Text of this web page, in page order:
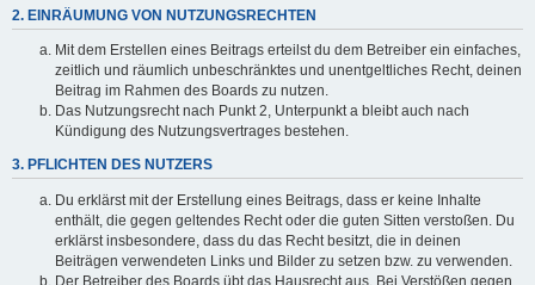
2. EINRÄUMUNG VON NUTZUNGSRECHTEN
Mit dem Erstellen eines Beitrags erteilst du dem Betreiber ein einfaches,
zeitlich und räumlich unbeschränktes und unentgeltliches Recht, deinen
Beitrag im Rahmen des Boards zu nutzen.
Das Nutzungsrecht nach Punkt 2, Unterpunkt a bleibt auch nach
Kündigung des Nutzungsvertrages bestehen.
3. PFLICHTEN DES NUTZERS
Du erklärst mit der Erstellung eines Beitrags, dass er keine Inhalte
enthält, die gegen geltendes Recht oder die guten Sitten verstoßen. Du
erklärst insbesondere, dass du das Recht besitzt, die in deinen
Beiträgen verwendeten Links und Bilder zu setzen bzw. zu verwenden.
Der Betreiber des Boards übt das Hausrecht aus. Bei Verstößen gegen